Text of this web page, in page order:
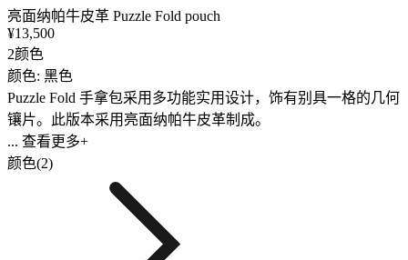
亮面纳帕牛皮革 Puzzle Fold pouch
¥13,500
2颜色
颜色: 黑色
Puzzle Fold 手拿包采用多功能实用设计，饰有别具一格的几何
镶片。此版本采用亮面纳帕牛皮革制成。
... 查看更多+
颜色(2)